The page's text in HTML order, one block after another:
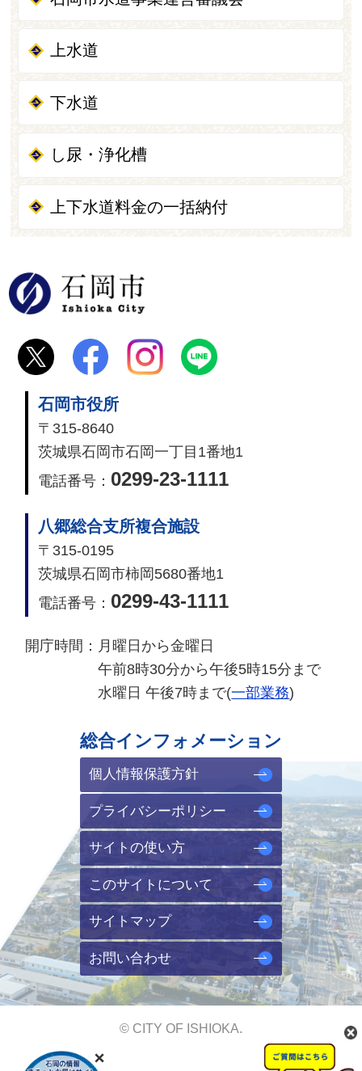
上水道
下水道
し尿・浄化槽
上下水道料金の一括納付
石岡市役所
〒315-8640
茨城県石岡市石岡一丁目1番地1
電話番号： 0299-23-1111
八郷総合支所複合施設
〒315-0195
茨城県石岡市柿岡5680番地1
電話番号： 0299-43-1111
開庁時間： 月曜日から金曜日
午前8時30分から午後5時15分まで
水曜日 午後7時まで(一部業務)
総合インフォメーション
個人情報保護方針
プライバシーポリシー
サイトの使い方
このサイトについて
サイトマップ
お問い合わせ
© CITY OF ISHIOKA.